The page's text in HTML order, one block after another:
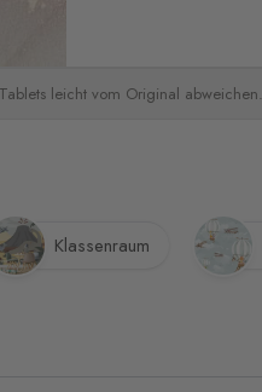
leicht vom Original abweichen.
Klassenraum